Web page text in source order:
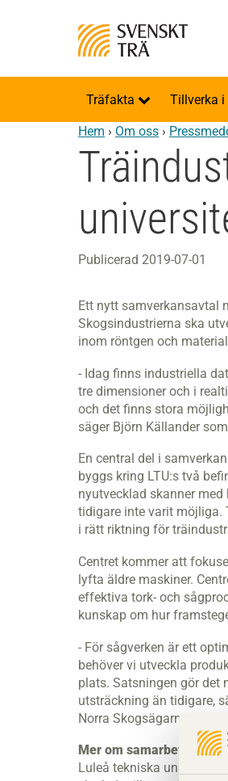
Träfakta Tillverka i
Hem › Om oss ›
Publicerad 2019-07-01
Ett nytt samverkansavtal
Skogsindustrierna ska
inom röntgen och
- Idag finns industriella
tre dimensioner och i
och det finns stora
säger Björn Källander
En central del i
byggs kring LTU:s två
nyutvecklad skanner
tidigare inte varit möjliga.
i rätt riktning för
Centret kommer att
lyfta äldre maskiner.
effektiva tork- och
kunskap om hur
- För sågverken är ett
behöver vi utveckla
plats. Satsningen gör
utsträckning än tidigare,
Norra Skogsägarna.
Mer om samarbetet
Luleå tekniska universitet